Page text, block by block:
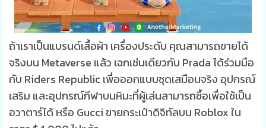
ถ้าเราเป็นแบรนด์เสื้อผ้า เครื่องประดับ คุณสามารถขายได้
จริงบน Metaverse แล้ว เฉกเช่นเดียวกับ Pradaได้ร่วมมือ
กับ Riders Republicเพื่อออกแบบชุดเสมือนจริง อุปกรณ์
เสริม และอุปกรณ์กีฬาบนหิมะที่ผู้เล่นสามารถซื้อเพื่อใช้เป็น
อวาตาร์ได้ หรือ Gucci ขายกระเป๋าดิจิทัลบน Robloxใน